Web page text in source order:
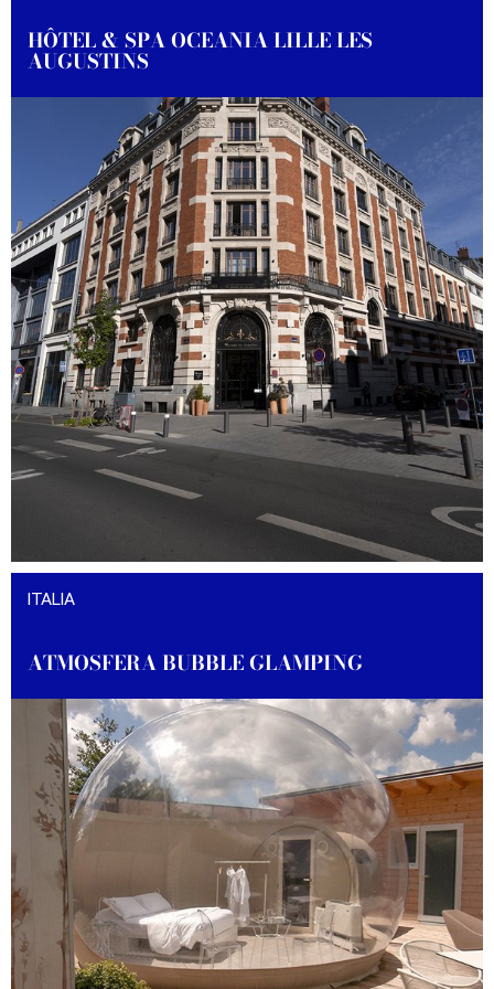
HÔTEL & SPA OCEANIA LILLE LES
AUGUSTINS
DESCUBRA EL PROYECTO
ITALIA
ATMOSFERA BUBBLE GLAMPING